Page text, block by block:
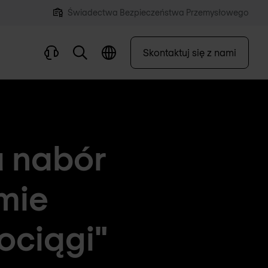
Świadectwa Bezpieczeństwa Przemysłowego
Skontaktuj się z nami
nabór